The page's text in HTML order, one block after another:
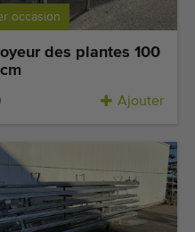
occasion
des plantes 100
Ajouter